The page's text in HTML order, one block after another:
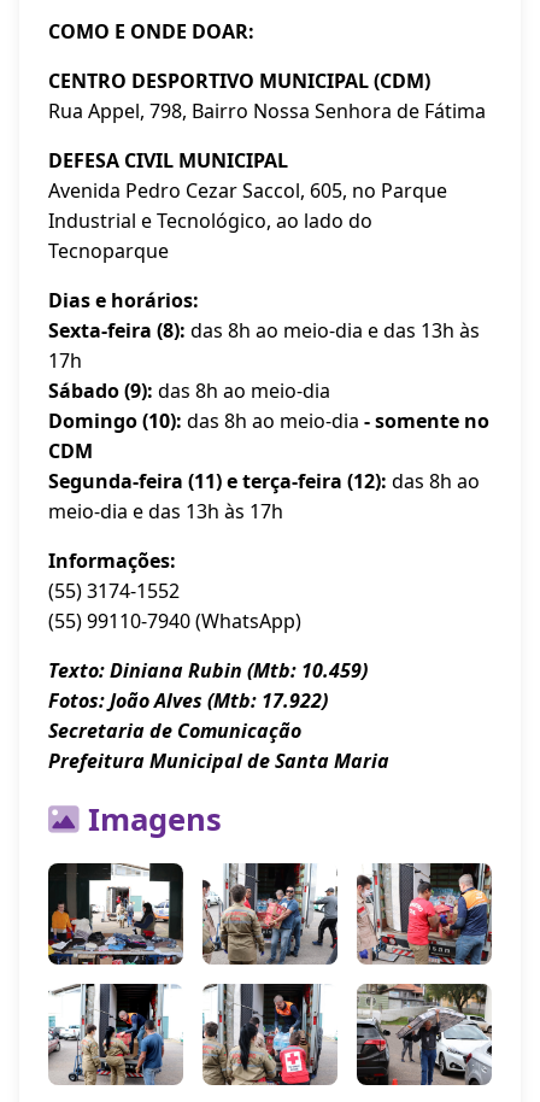
COMO E ONDE DOAR:
CENTRO DESPORTIVO MUNICIPAL (CDM)
Rua Appel, 798, Bairro Nossa Senhora de Fátima
DEFESA CIVIL MUNICIPAL
Avenida Pedro Cezar Saccol, 605, no Parque
Industrial e Tecnológico, ao lado do
Tecnoparque
Dias e horários:
Sexta-feira (8): das 8h ao meio-dia e das 13h às
17h
Sábado (9): das 8h ao meio-dia
Domingo (10): das 8h ao meio-dia - somente no
CDM
Segunda-feira (11) e terça-feira (12): das 8h ao
meio-dia e das 13h às 17h
Informações:
(55) 3174-1552
(55) 99110-7940 (WhatsApp)
Texto: Diniana Rubin (Mtb: 10.459)
Fotos: João Alves (Mtb: 17.922)
Secretaria de Comunicação
Prefeitura Municipal de Santa Maria
Imagens